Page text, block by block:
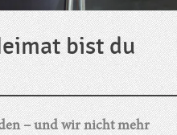
bist du
– und wir nicht mehr